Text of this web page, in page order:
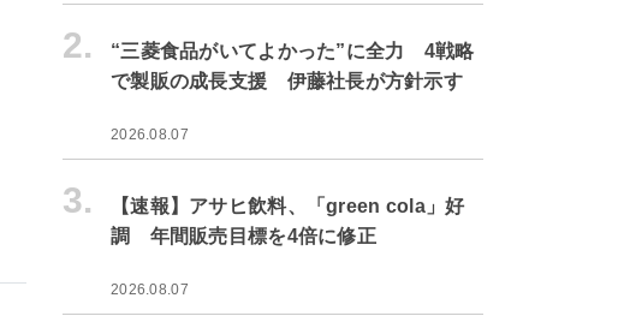
2.
“三菱食品がいてよかった”に全力 4戦略
で製販の成長支援 伊藤社長が方針示す
2026.08.07
3.
【速報】アサヒ飲料、「green cola」好
調 年間販売目標を4倍に修正
2026.08.07